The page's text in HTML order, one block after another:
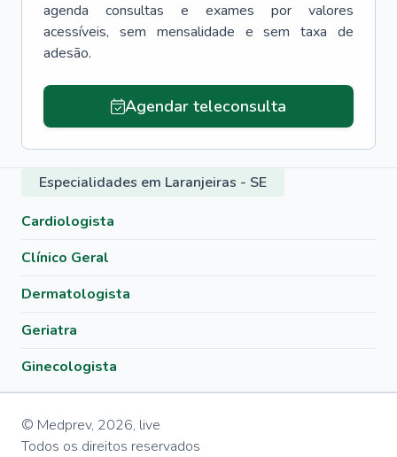
agenda consultas e exames por valores
acessíveis, sem mensalidade e sem taxa de
adesão.
Agendar teleconsulta
Especialidades em Laranjeiras - SE
Cardiologista
Clínico Geral
Dermatologista
Geriatra
Ginecologista
© Medprev, 2026, live
Todos os direitos reservados